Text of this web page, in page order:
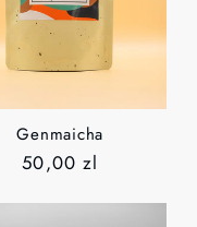
Genmaicha
Normaler
50,00 zl